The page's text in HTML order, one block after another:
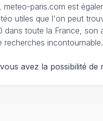
paris.com est
utiles que l'on peut
dans toute la France, son
avez la possibilité de